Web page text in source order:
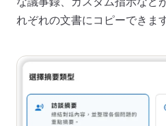
れぞれの文書にコピーできます